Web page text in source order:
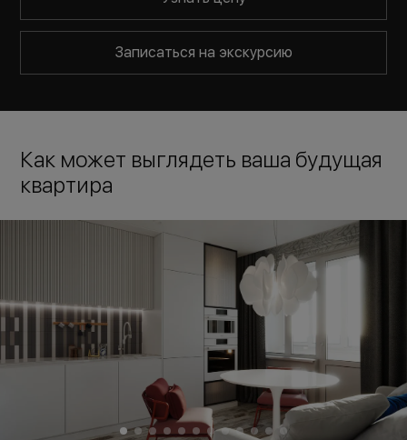
Записаться на экскурсию
Как может выглядеть ваша будущая
квартира